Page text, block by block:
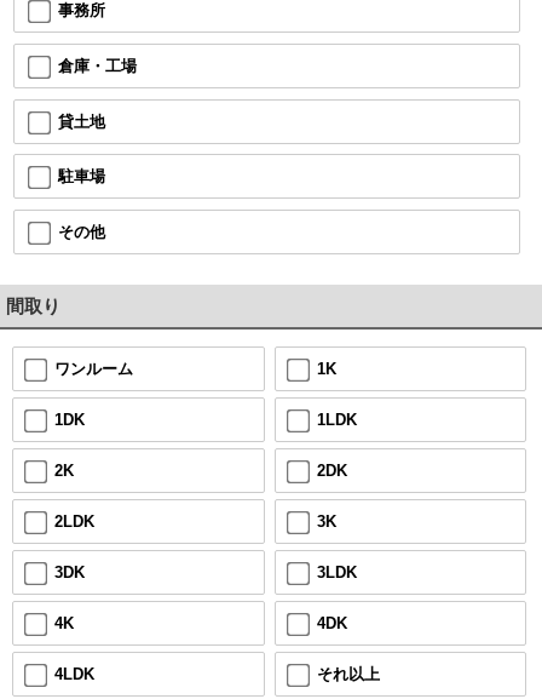
事務所
倉庫・工場
貸土地
駐車場
その他
間取り
ワンルーム 1K
1DK 1LDK
2K 2DK
2LDK 3K
3DK 3LDK
4K 4DK
4LDK それ以上